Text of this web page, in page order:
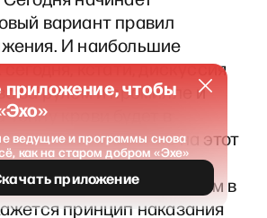
вариант правил
И наибольшие
кстати, дискуссия
за рулем и промилле и
крови будет в
Есть ли мнение на этот
самым сомнительным в
принцип наказания
приложение, чтобы
ведущие и программы снова
как на старом добром «Эхе»
приложение